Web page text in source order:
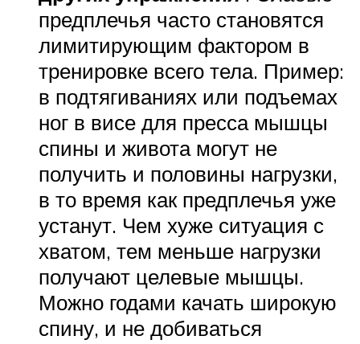
предплечья часто становятся
лимитирующим фактором в
тренировке всего тела. Пример:
в подтягиваниях или подъемах
ног в висе для пресса мышцы
спины и живота могут не
получить и половины нагрузки,
в то время как предплечья уже
устанут. Чем хуже ситуация с
хватом, тем меньше нагрузки
получают целевые мышцы.
Можно годами качать широкую
спину, и не добиваться